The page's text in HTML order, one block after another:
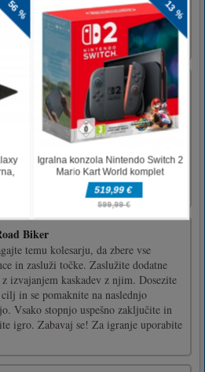
orožja. ZELO POMEMBNO ZA
Trdo delamo na odpravljanju vseh
manija
Mania je zelo zasvojljiva igra
blokov. V njem boste imeli
za odstranjevanje, ki ga lahko
v levo ali desno z dotikom ali
na zaslon. Če blok za odstranjevanje
enakem bloku, bo odstranil celotno
[...]
Biker
temu kolesarju, da zbere vse
in zasluži točke. Zaslužite dodatne
izvajanjem kaskadev z njim. Dosezite
in se pomaknite na naslednjo
Vsako stopnjo uspešno zaključite in
igro. Zabavaj se! Za igranje uporabite